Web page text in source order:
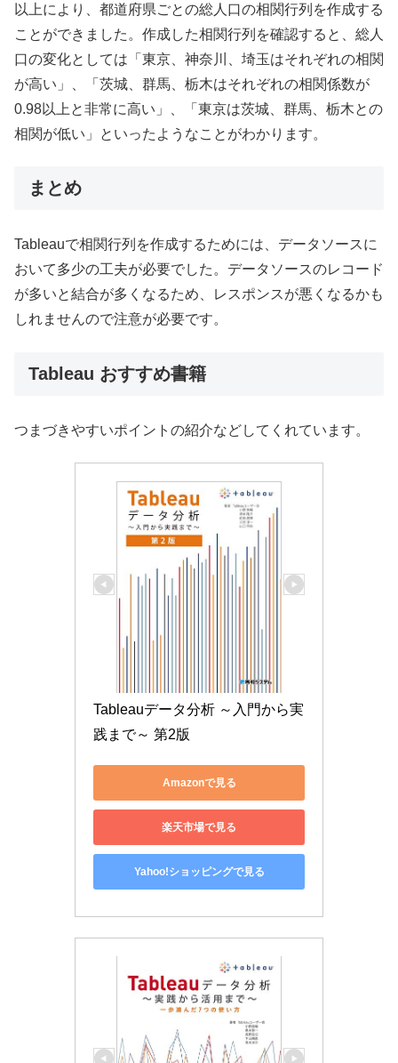
以上により、都道府県ごとの総人口の相関行列を作成する
ことができました。作成した相関行列を確認すると、総人
口の変化としては「東京、神奈川、埼玉はそれぞれの相関
が高い」、「茨城、群馬、栃木はそれぞれの相関係数が
0.98以上と非常に高い」、「東京は茨城、群馬、栃木との
相関が低い」といったようなことがわかります。
まとめ
Tableauで相関行列を作成するためには、データソースに
おいて多少の工夫が必要でした。データソースのレコード
が多いと結合が多くなるため、レスポンスが悪くなるかも
しれませんので注意が必要です。
Tableau おすすめ書籍
つまづきやすいポイントの紹介などしてくれています。
Tableauデータ分析 ～入門から実
践まで～ 第2版
Amazonで見る
楽天市場で見る
Yahoo!ショッピングで見る